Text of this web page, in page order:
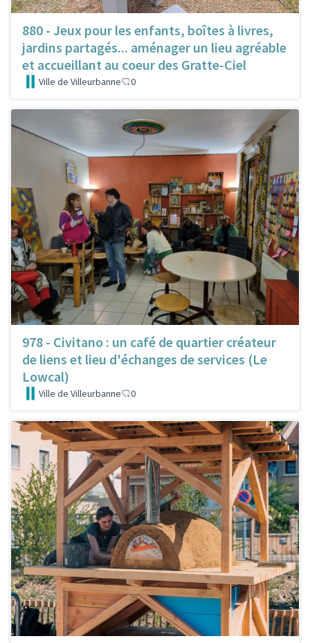
880 - Jeux pour les enfants, boîtes à livres,
jardins partagés... aménager un lieu agréable
et accueillant au coeur des Gratte-Ciel
Ville de Villeurbanne 0
978 - Civitano : un café de quartier créateur
de liens et lieu d'échanges de services (Le
Lowcal)
Ville de Villeurbanne 0